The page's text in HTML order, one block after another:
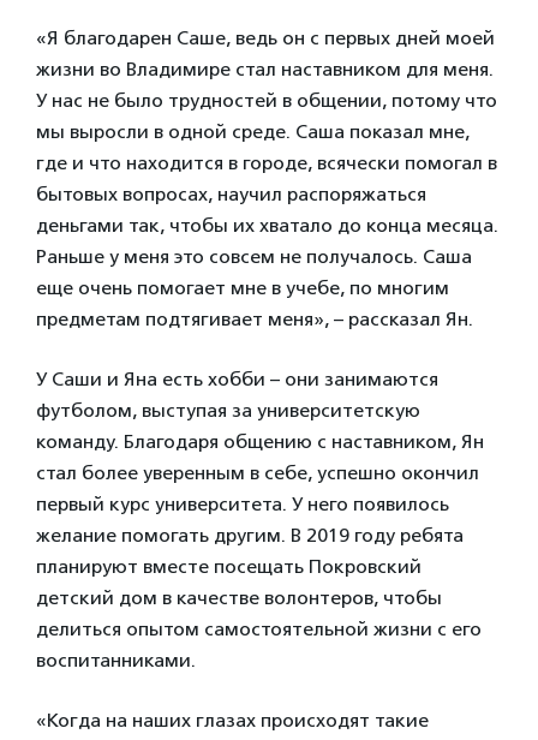
«Я благодарен Саше, ведь он с первых дней моей
жизни во Владимире стал наставником для меня.
У нас не было трудностей в общении, потому что
мы выросли в одной среде. Саша показал мне,
где и что находится в городе, всячески помогал в
бытовых вопросах, научил распоряжаться
деньгами так, чтобы их хватало до конца месяца.
Раньше у меня это совсем не получалось. Саша
еще очень помогает мне в учебе, по многим
предметам подтягивает меня», – рассказал Ян.
У Саши и Яна есть хобби – они занимаются
футболом, выступая за университетскую
команду. Благодаря общению с наставником, Ян
стал более уверенным в себе, успешно окончил
первый курс университета. У него появилось
желание помогать другим. В 2019 году ребята
планируют вместе посещать Покровский
детский дом в качестве волонтеров, чтобы
делиться опытом самостоятельной жизни с его
воспитанниками.
«Когда на наших глазах происходят такие